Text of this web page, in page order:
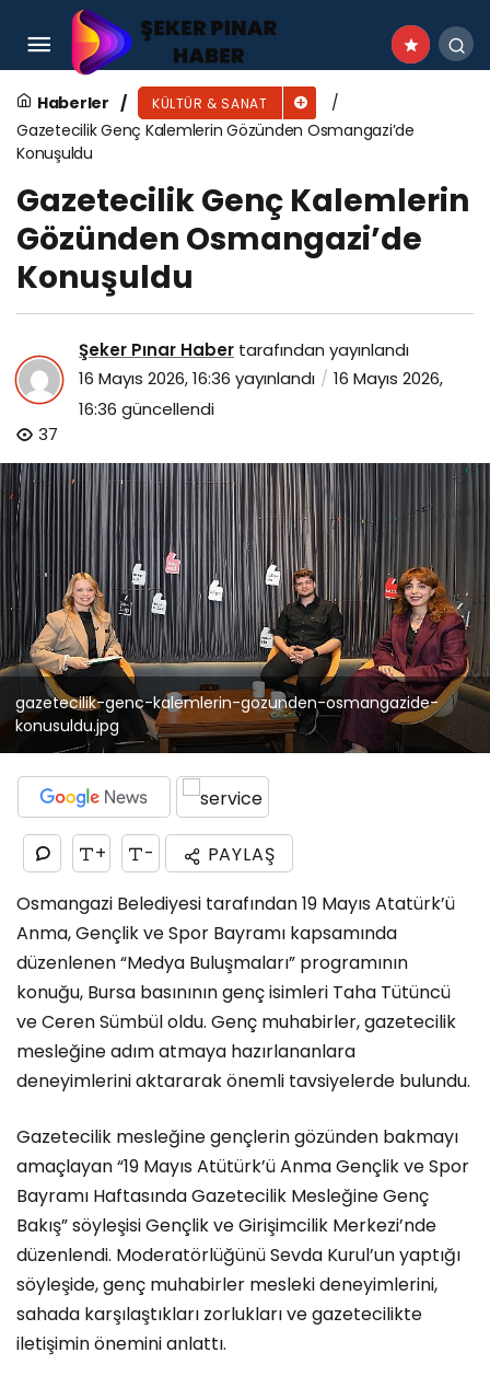
Haberler KÜLTÜR & SANAT
Gazetecilik Genç Kalemlerin Gözünden Osmangazi’de
Konuşuldu
Gazetecilik Genç Kalemlerin
Gözünden Osmangazi’de
Konuşuldu
Şeker Pınar Haber tarafından yayınlandı
16 Mayıs 2026, 16:36 yayınlandı
16 Mayıs 2026,
16:36 güncellendi
37
gazetecilik-genc-kalemlerin-gozunden-osmangazide-
konusuldu.jpg
+ -
PAYLAŞ
Osmangazi Belediyesi tarafından 19 Mayıs Atatürk’ü
Anma, Gençlik ve Spor Bayramı kapsamında
düzenlenen “Medya Buluşmaları” programının
konuğu, Bursa basınının genç isimleri Taha Tütüncü
ve Ceren Sümbül oldu. Genç muhabirler, gazetecilik
mesleğine adım atmaya hazırlananlara
deneyimlerini aktararak önemli tavsiyelerde bulundu.
Gazetecilik mesleğine gençlerin gözünden bakmayı
amaçlayan “19 Mayıs Atütürk’ü Anma Gençlik ve Spor
Bayramı Haftasında Gazetecilik Mesleğine Genç
Bakış” söyleşisi Gençlik ve Girişimcilik Merkezi’nde
düzenlendi. Moderatörlüğünü Sevda Kurul’un yaptığı
söyleşide, genç muhabirler mesleki deneyimlerini,
sahada karşılaştıkları zorlukları ve gazetecilikte
iletişimin önemini anlattı.
Başkan Çerçioğlu Her Yaştan Vatandaşı Kültür
ve Sanat Etkinlikleri İle Buluşturmaya Devam
Ediyor